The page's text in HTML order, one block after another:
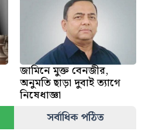
জামিনে মুক্ত বেনজীর,
অনুমতি ছাড়া দুবাই ত্যাগে
নিষেধাজ্ঞা
সর্বাধিক পঠিত